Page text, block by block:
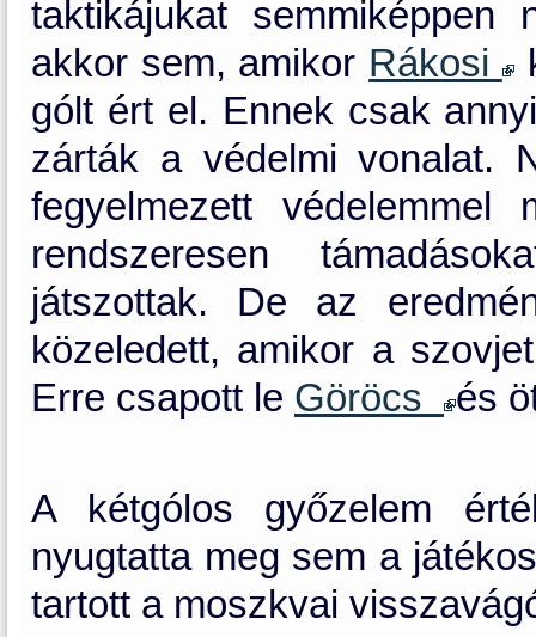
taktikájukat semmiképpen
akkor sem, amikor Rákosi
gólt ért el. Ennek csak
zárták a védelmi vonalat.
fegyelmezett védelemmel
rendszeresen
játszottak. De az
közeledett, amikor a
Erre csapott le Göröcs és
A kétgólos győzelem
nyugtatta meg sem a
tartott a moszkvai